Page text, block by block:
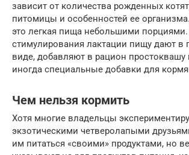
зависит от количества рожденных
питомицы и особенностей ее
это легкая пища небольшими
стимулирования лактации пищу дают в
виде, добавляют в рацион простоквашу
иногда специальные добавки для
Чем нельзя кормить
Хотя многие владельцы
экзотическими четверолапыми
им питаться «своими» продуктами, но